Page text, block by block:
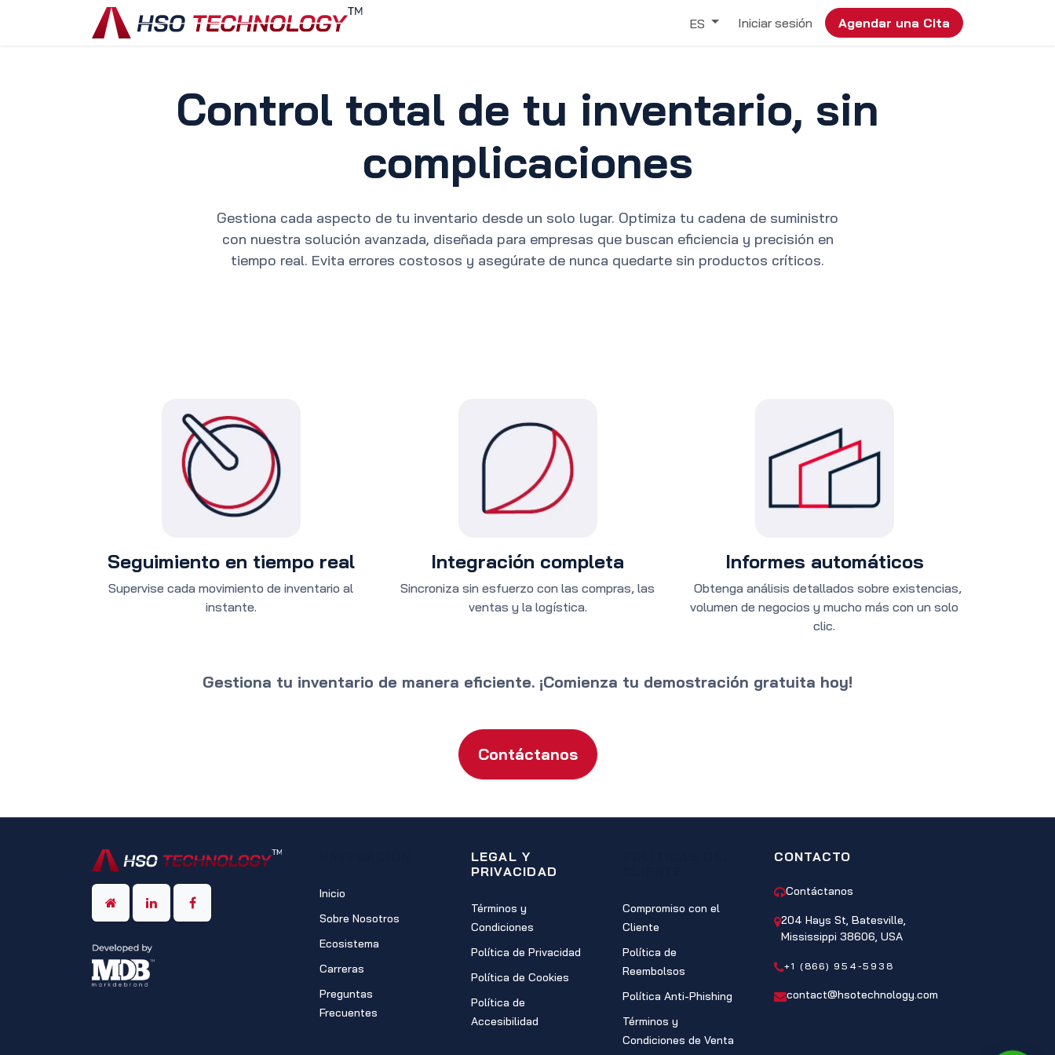
ES Iniciar sesión Agendar una Cita
Control total de tu inventario, sin
complicaciones
Gestiona cada aspecto de tu inventario desde un solo lugar. Optimiza tu cadena de suministro
con nuestra solución avanzada, diseñada para empresas que buscan eficiencia y precisión en
tiempo real. Evita errores costosos y asegúrate de nunca quedarte sin productos críticos.
Seguimiento en tiempo real
Supervise cada movimiento de inventario al
instante.
Integración completa
Sincroniza sin esfuerzo con las compras, las
ventas y la logística.
Informes automáticos
Obtenga análisis detallados sobre existencias,
volumen de negocios y mucho más con un solo
clic.
Gestiona tu inventario de manera eficiente. ¡Comienza tu demostración gratuita hoy!
Contáctanos
Inicio
Sobre Nosotros
Ecosistema
Carreras
Preguntas
Frecuentes
LEGAL Y
PRIVACIDAD
Términos y
Condiciones
Política de Privacidad
Política de Cookies
Política de
Accesibilidad
Compromiso con el
Cliente
Política de
Reembolsos
Política Anti-Phishing
Términos y
Condiciones de Venta
CONTACTO
Contáctanos
204 Hays St, Batesville,
Mississippi 38606, USA
+1 (866) 954-5938
contact@hsotechnology.com